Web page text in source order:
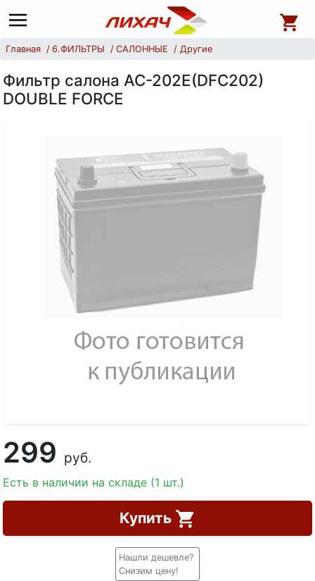
Главная 6.ФИЛЬТРЫ САЛОННЫЕ Другие
Фильтр салона AC-202E(DFC202)
DOUBLE FORCE
299 руб.
Есть в наличии на складе (1 шт.)
Купить
Нашли дешевле?
Снизим цену!